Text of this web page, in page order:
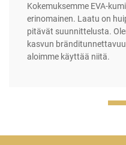
Kokemuksemme EVA-
erinomainen. Laatu on
pitävät suunnittelusta.
kasvun
aloimme käyttää niitä.